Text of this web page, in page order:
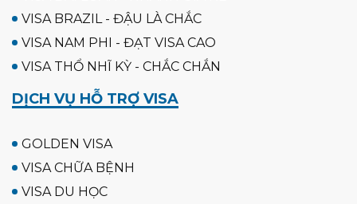
VISA BRAZIL - ĐẬU LÀ CHẮC
VISA NAM PHI - ĐẠT VISA CAO
VISA THỔ NHĨ KỲ - CHẮC CHẮN
DỊCH VỤ HỖ TRỢ VISA
GOLDEN VISA
VISA CHỮA BỆNH
VISA DU HỌC